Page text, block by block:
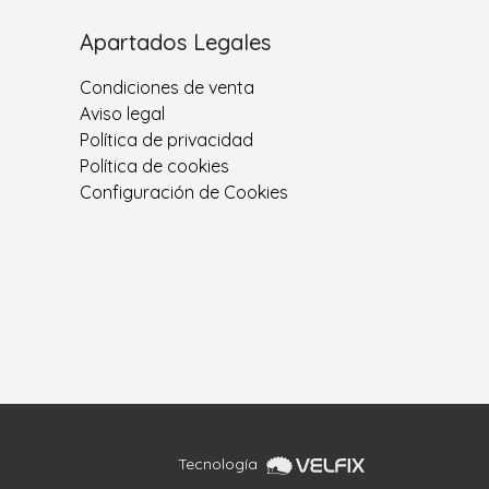
Apartados Legales
Condiciones de venta
Aviso legal
Política de privacidad
Política de cookies
Configuración de Cookies
Tecnología